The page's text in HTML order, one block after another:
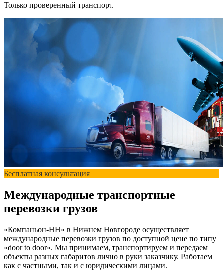
Только проверенный транспорт.
Бесплатная консультация
Международные транспортные
перевозки грузов
«Компаньон-НН» в Нижнем Новгороде осуществляет
международные перевозки грузов по доступной цене по типу
«door to door». Мы принимаем, транспортируем и передаем
объекты разных габаритов лично в руки заказчику. Работаем
как с частными, так и с юридическими лицами.